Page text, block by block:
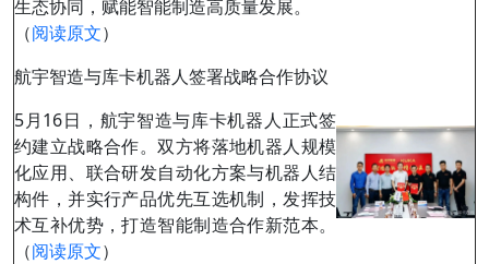
生态协同，赋能智能制造高质量发展。
（阅读原文）
航宇智造与库卡机器人签署战略合作协议
5月16日，航宇智造与库卡机器人正式签
约建立战略合作。双方将落地机器人规模
化应用、联合研发自动化方案与机器人结
构件，并实行产品优先互选机制，发挥技
术互补优势，打造智能制造合作新范本。
（阅读原文）